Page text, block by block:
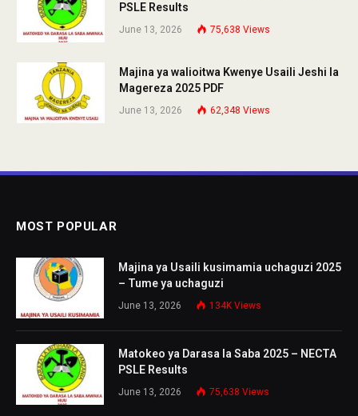
PSLE Results
June 13, 2026 75,638 Views
Majina ya walioitwa Kwenye Usaili Jeshi la
Magereza 2025 PDF
June 13, 2026 62,348 Views
MOST POPULAR
Majina ya Usaili kusimamia uchaguzi 2025
– Tume ya uchaguzi
June 13, 2026 134K Views
Matokeo ya Darasa la Saba 2025 – NECTA
PSLE Results
June 13, 2026 75,638 Views